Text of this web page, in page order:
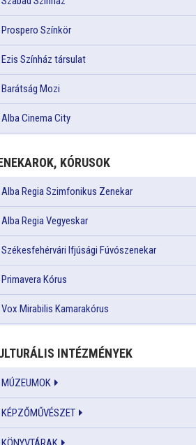
Prospero Színkör
Ezis Színház társulat
Barátság Mozi
Alba Cinema City
KÓRUSOK
Alba Regia Szimfonikus Zenekar
Alba Regia Vegyeskar
Székesfehérvári Ifjúsági Fúvószenekar
Primavera Kórus
Vox Mirabilis Kamarakórus
INTÉZMÉNYEK
MÚZEUMOK
KÉPZŐMŰVÉSZET